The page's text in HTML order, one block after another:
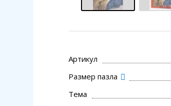
Артикул
Размер пазла
Тема